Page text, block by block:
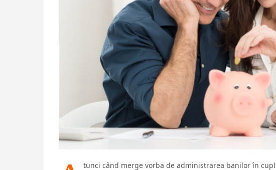
tunci când merge vorba de administrarea banilor în